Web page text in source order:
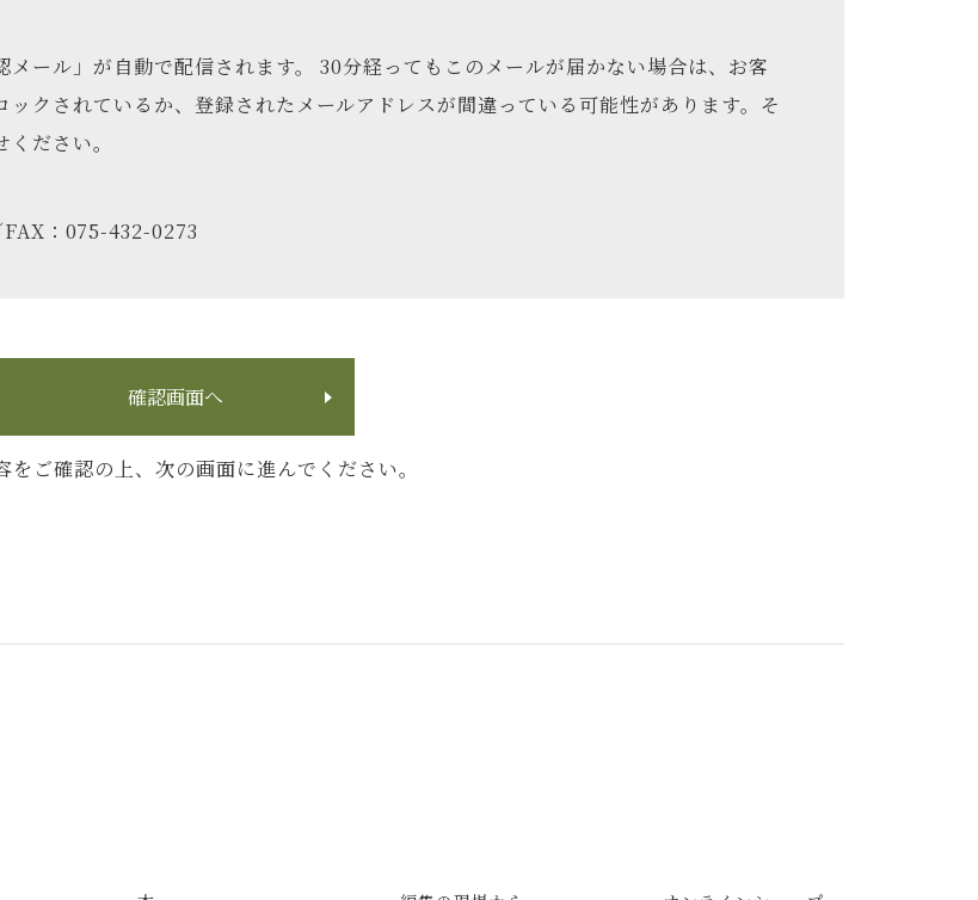
たは毀損の防止等のため、組織的、人的、物理的および技術的な安全管理措置を講じ
ために必要かつ適切な監督を行います。
人データについて、ご本人から、開示・訂正・削除・利用停止等の依頼を受けた場合
り適切に対応いたします。
七条第1項に規定されている、報道または著述の用に供する目的における個人情報の
ール」が自動で配信されます。 30分経ってもこのメールが届かない場合は、お客
クされているか、登録されたメールアドレスが間違っている可能性があります。そ
ださい。
：075-432-0273
確認画面へ
をご確認の上、次の画面に進んでください。